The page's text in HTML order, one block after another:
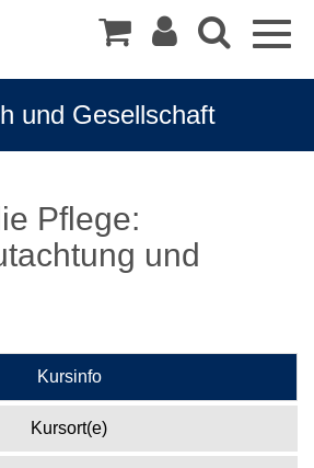
und Gesellschaft
Pflege:
und
Kursinfo
Kursort(e)